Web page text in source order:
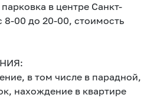
в центре Санкт-
8-00 до 20-00, стоимость
в том числе в парадной,
нахождение в квартире